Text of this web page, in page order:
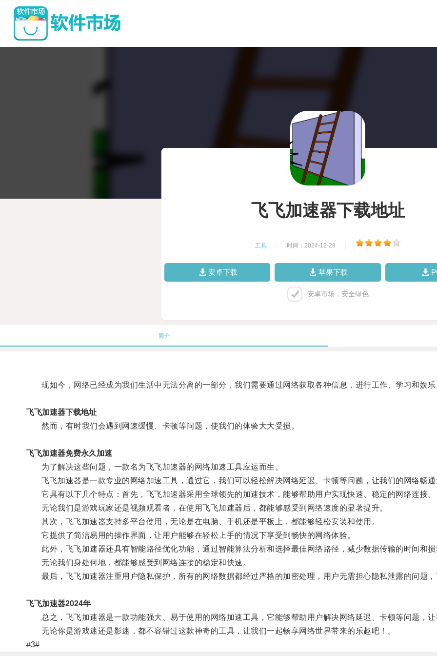
飞飞加速器下载地址
工具 时间：2024-12-28
安卓下载 苹果下载
安卓市场，安全绿色
简介
现如今，网络已经成为我们生活中无法分离的一部分，我们需要通过网络获取各种信息，进行工作、学习和娱乐
飞飞加速器下载地址
然而，有时我们会遇到网速缓慢、卡顿等问题，使我们的体验大大受损。
飞飞加速器免费永久加速
为了解决这些问题，一款名为飞飞加速器的网络加速工具应运而生。
飞飞加速器是一款专业的网络加速工具，通过它，我们可以轻松解决网络延迟、卡顿等问题，让我们的网络畅通
它具有以下几个特点：首先，飞飞加速器采用全球领先的加速技术，能够帮助用户实现快速、稳定的网络连接。
无论我们是游戏玩家还是视频观看者，在使用飞飞加速器后，都能够感受到网络速度的显著提升。
其次，飞飞加速器支持多平台使用，无论是在电脑、手机还是平板上，都能够轻松安装和使用。
它提供了简洁易用的操作界面，让用户能够在轻松上手的情况下享受到畅快的网络体验。
此外，飞飞加速器还具有智能路径优化功能，通过智能算法分析和选择最佳网络路径，减少数据传输的时间和损
无论我们身处何地，都能够感受到网络连接的稳定和快速。
最后，飞飞加速器注重用户隐私保护，所有的网络数据都经过严格的加密处理，用户无需担心隐私泄露的问题，
飞飞加速器2024年
总之，飞飞加速器是一款功能强大、易于使用的网络加速工具，它能够帮助用户解决网络延迟、卡顿等问题，让
无论你是游戏迷还是影迷，都不容错过这款神奇的工具，让我们一起畅享网络世界带来的乐趣吧！。
#3#